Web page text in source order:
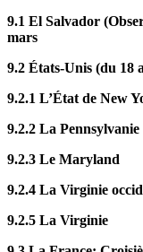
9.1 El Salvador
mars
9.2 États-Unis (du 18
9.2.1 L’État de New
9.2.2 La Pennsylvanie
9.2.3 Le Maryland
9.2.4 La Virginie
9.2.5 La Virginie